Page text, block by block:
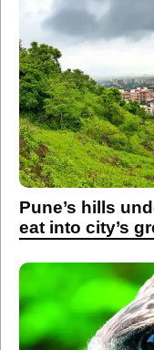
Pune’s hills
eat into city’s